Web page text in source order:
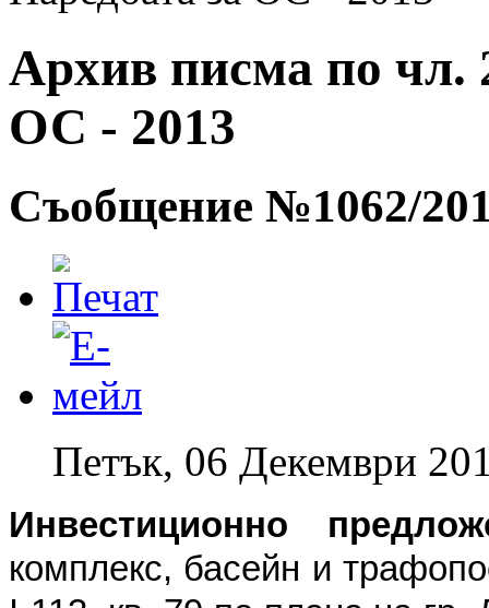
Архив писма по чл.
ОС - 2013
Съобщение №1062/
Петък, 06 Декември
Инвестиционно
комплекс, басейн и